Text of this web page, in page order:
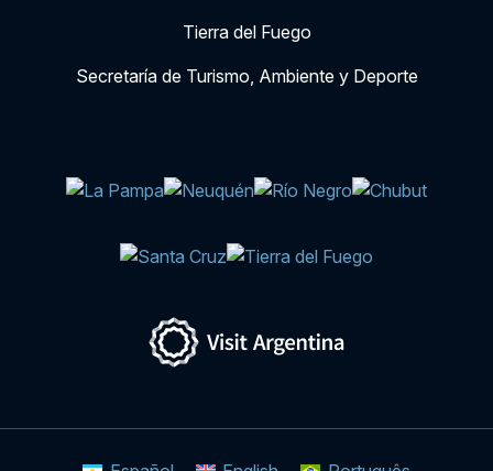
Tierra del Fuego
Secretaría de Turismo, Ambiente y Deporte